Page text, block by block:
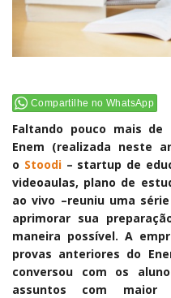
Compartilhe no WhatsApp
Faltando pouco mais
Enem (realizada neste
o Stoodi – startup de
videoaulas, plano de
ao vivo –reuniu uma
aprimorar sua
maneira possível. A
provas anteriores do
conversou com os
assuntos com maior